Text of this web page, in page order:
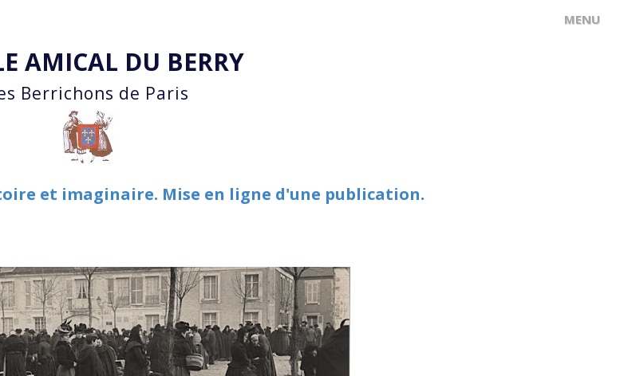
AMICAL DU BERRY
Berrichons de Paris
et imaginaire. Mise en ligne d'une publication.